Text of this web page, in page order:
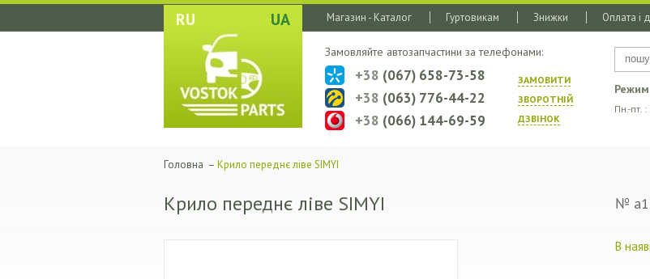
RU UA Магазин - Каталог Гуртовикам Знижки Оплата і
Пн.-пт.
Замовляйте автозапчастини за телефонами:
ЗАМОВИТИ
ЗВОРОТНIЙ
ДЗВIНОК
+38 (067) 658-73-58
+38 (063) 776-44-22
+38 (066) 144-69-59
Головна – Крило переднє ліве SIMYI
Крило переднє ліве SIMYI №
В